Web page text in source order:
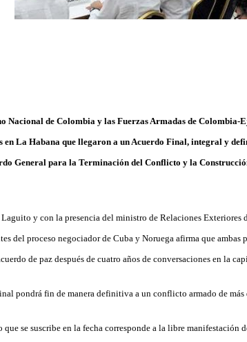
Nacional de Colombia y las Fuerzas Armadas de Colombia-
en La Habana que llegaron a un Acuerdo Final, integral y
General para la Terminación del Conflicto y la
y con la presencia del ministro de Relaciones Exteriores
del proceso negociador de Cuba y Noruega afirma que ambas
de paz después de cuatro años de conversaciones en la
pondrá fin de manera definitiva a un conflicto armado de más
que se suscribe en la fecha corresponde a la libre manifestación